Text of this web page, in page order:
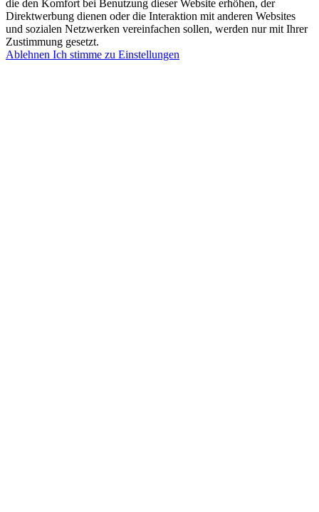
die den Komfort bei Benutzung dieser Website erhöhen, der
Direktwerbung dienen oder die Interaktion mit anderen Websites
und sozialen Netzwerken vereinfachen sollen, werden nur mit Ihrer
Zustimmung gesetzt.
Ablehnen Ich stimme zu Einstellungen